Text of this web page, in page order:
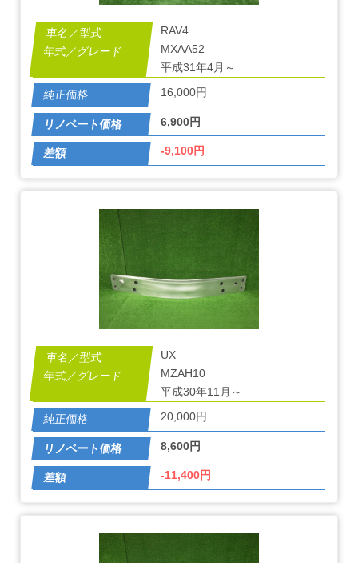
RAV4
MXAA52
平成31年4月～
16,000円
6,900円
-9,100円
UX
MZAH10
平成30年11月～
20,000円
8,600円
-11,400円